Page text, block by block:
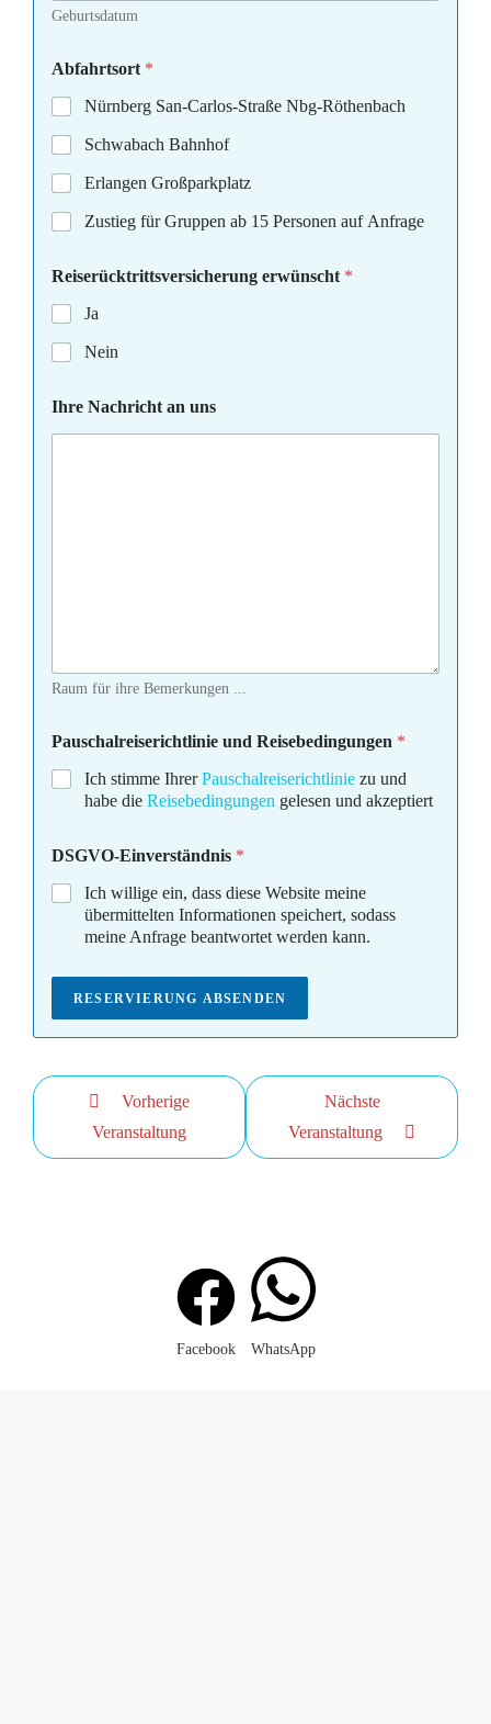
Geburtsdatum
Abfahrtsort *
Nürnberg San-Carlos-Straße Nbg-Röthenbach
Schwabach Bahnhof
Erlangen Großparkplatz
Zustieg für Gruppen ab 15 Personen auf Anfrage
Reiserücktrittsversicherung erwünscht *
Ja
Nein
Ihre Nachricht an uns
Raum für ihre Bemerkungen ...
Pauschalreiserichtlinie und Reisebedingungen *
Ich stimme IhrerPauschalreiserichtlinie zu und
habe die Reisebedingungen gelesen und akzeptiert
DSGVO-Einverständnis *
Ich willige ein, dass diese Website meine
übermittelten Informationen speichert, sodass
meine Anfrage beantwortet werden kann.
RESERVIERUNG ABSENDEN
Vorherige
Veranstaltung
Nächste
Veranstaltung
Facebook WhatsApp